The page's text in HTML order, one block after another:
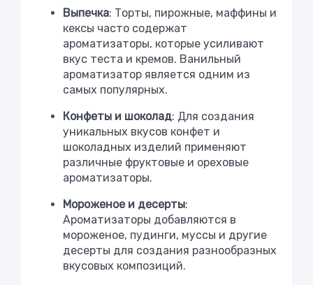
Выпечка: Торты, пирожные, маффины и
кексы часто содержат
ароматизаторы, которые усиливают
вкус теста и кремов. Ванильный
ароматизатор является одним из
самых популярных.
Конфеты и шоколад: Для создания
уникальных вкусов конфет и
шоколадных изделий применяют
различные фруктовые и ореховые
ароматизаторы.
Мороженое и десерты:
Ароматизаторы добавляются в
мороженое, пудинги, муссы и другие
десерты для создания разнообразных
вкусовых композиций.